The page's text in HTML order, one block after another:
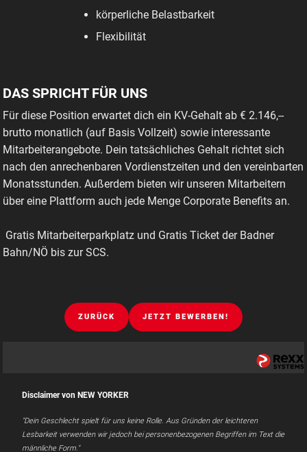
körperliche Belastbarkeit
Flexibilität
DAS SPRICHT FÜR UNS
Für diese Position erwartet dich ein KV-Gehalt ab € 2.146,--
brutto monatlich (auf Basis Vollzeit) sowie interessante
Mitarbeiterangebote. Dein tatsächliches Gehalt richtet sich
nach den anrechenbaren Vordienstzeiten und den vereinbarten
Monatsstunden. Außerdem bieten wir unseren Mitarbeitern
über eine Plattform auch jede Menge Corporate Benefits an.
Gratis Mitarbeiterparkplatz und Gratis Ticket der Badner
Bahn/NÖ bis zur SCS.
ZURÜCK JETZT BEWERBEN!
Disclaimer von NEW YORKER
"Dein Geschlecht spielt für uns keine Rolle. Aus Gründen der leichteren
Lesbarkeit verwenden wir jedoch bei personenbezogenen Begriffen im Text die
männliche Form."